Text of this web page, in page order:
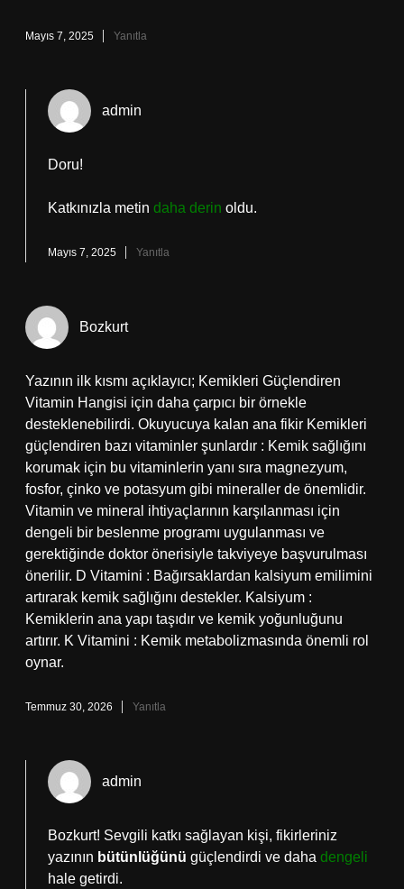
Mayıs 7, 2025 Yanıtla
admin
Doru!
Katkınızla metin daha derin oldu.
Mayıs 7, 2025 Yanıtla
Bozkurt
Yazının ilk kısmı açıklayıcı; Kemikleri Güçlendiren
Vitamin Hangisi için daha çarpıcı bir örnekle
desteklenebilirdi. Okuyucuya kalan ana fikir Kemikleri
güçlendiren bazı vitaminler şunlardır : Kemik sağlığını
korumak için bu vitaminlerin yanı sıra magnezyum,
fosfor, çinko ve potasyum gibi mineraller de önemlidir.
Vitamin ve mineral ihtiyaçlarının karşılanması için
dengeli bir beslenme programı uygulanması ve
gerektiğinde doktor önerisiyle takviyeye başvurulması
önerilir. D Vitamini : Bağırsaklardan kalsiyum emilimini
artırarak kemik sağlığını destekler. Kalsiyum :
Kemiklerin ana yapı taşıdır ve kemik yoğunluğunu
artırır. K Vitamini : Kemik metabolizmasında önemli rol
oynar.
Temmuz 30, 2026 Yanıtla
admin
Bozkurt! Sevgili katkı sağlayan kişi, fikirleriniz
yazının bütünlüğünü güçlendirdi ve daha dengeli
hale getirdi.